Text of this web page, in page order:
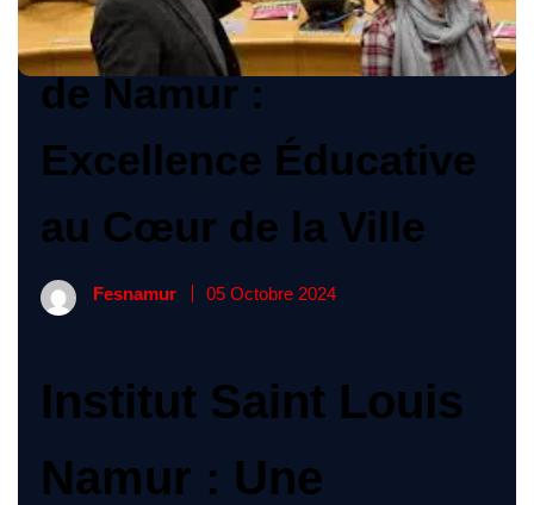
L’Institut Saint Louis
de Namur :
Excellence Éducative
au Cœur de la Ville
Fesnamur 05 Octobre 2024
Institut Saint Louis
Namur : Une